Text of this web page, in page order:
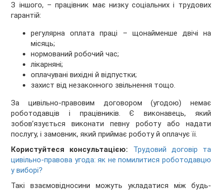
З іншого, – працівник має низку соціальних і трудових
гарантій:
регулярна оплата праці – щонайменше двічі на
місяць;
нормований робочий час;
лікарняні;
оплачувані вихідні й відпустки;
захист від незаконного звільнення тощо.
За цивільно-правовим договором (угодою) немає
роботодавців і працівників. Є виконавець, який
зобов’язується виконати певну роботу або надати
послугу, і замовник, який приймає роботу й оплачує її.
Користуйтеся консультацією:
Трудовий договір та
цивільно-правова угода: як не помилитися роботодавцю
у виборі?
Такі взаємовідносини можуть укладатися між будь-